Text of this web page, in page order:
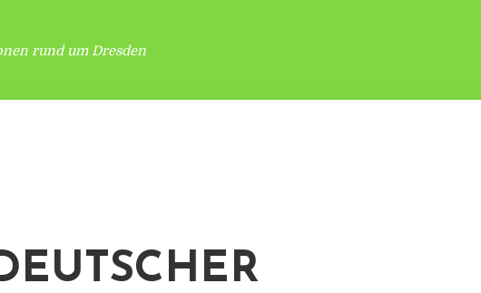
rund um Dresden